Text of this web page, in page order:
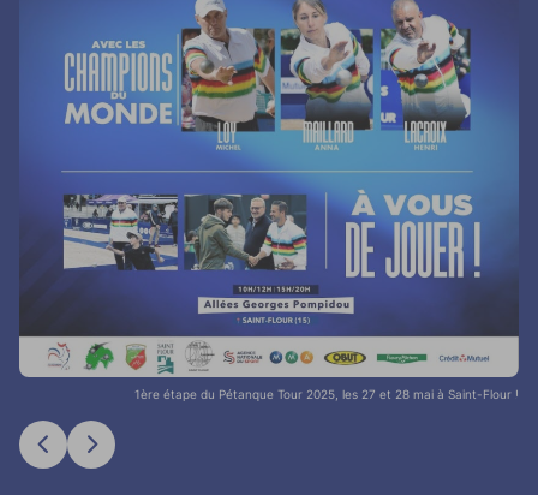
1ère étape du Pétanque Tour 2025, les 27 et 28 mai à Saint-Flour !
previous_pageElement précédent
next_pageElement précédent